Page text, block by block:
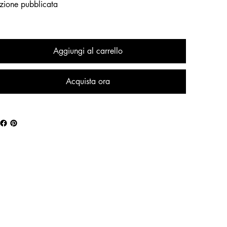
pubblicata
Aggiungi al carrello
Acquista ora